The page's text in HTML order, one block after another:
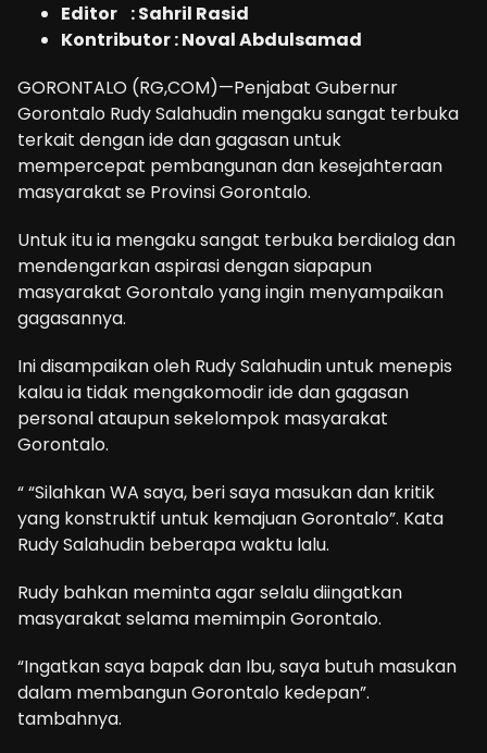
Editor : Sahril Rasid
Kontributor : Noval Abdulsamad
GORONTALO (RG,COM)—Penjabat Gubernur
Gorontalo Rudy Salahudin mengaku sangat terbuka
terkait dengan ide dan gagasan untuk
mempercepat pembangunan dan kesejahteraan
masyarakat se Provinsi Gorontalo.
Untuk itu ia mengaku sangat terbuka berdialog dan
mendengarkan aspirasi dengan siapapun
masyarakat Gorontalo yang ingin menyampaikan
gagasannya.
Ini disampaikan oleh Rudy Salahudin untuk menepis
kalau ia tidak mengakomodir ide dan gagasan
personal ataupun sekelompok masyarakat
Gorontalo.
“ “Silahkan WA saya, beri saya masukan dan kritik
yang konstruktif untuk kemajuan Gorontalo”. Kata
Rudy Salahudin beberapa waktu lalu.
Rudy bahkan meminta agar selalu diingatkan
masyarakat selama memimpin Gorontalo.
“Ingatkan saya bapak dan Ibu, saya butuh masukan
dalam membangun Gorontalo kedepan”.
tambahnya.